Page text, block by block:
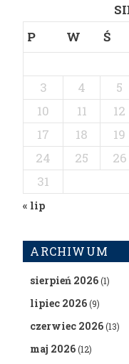
P
W Ś
3
4 5
10
11 12
17
18 19
24
25 26
31
« lip
ARCHIWUM
sierpień 2026(1)
lipiec 2026(9)
czerwiec 2026(13)
maj 2026(12)